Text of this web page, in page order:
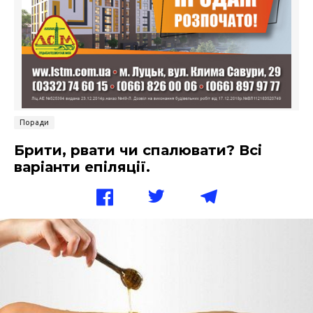
Поради
Брити, рвати чи спалювати? Всі
варіанти епіляції.